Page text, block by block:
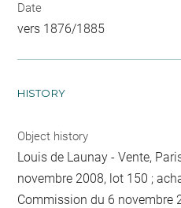
Date
vers 1876/1885
HISTORY
Object history
Louis de Launay - Vente,
novembre 2008, lot 150 ;
Commission du 6 novembre